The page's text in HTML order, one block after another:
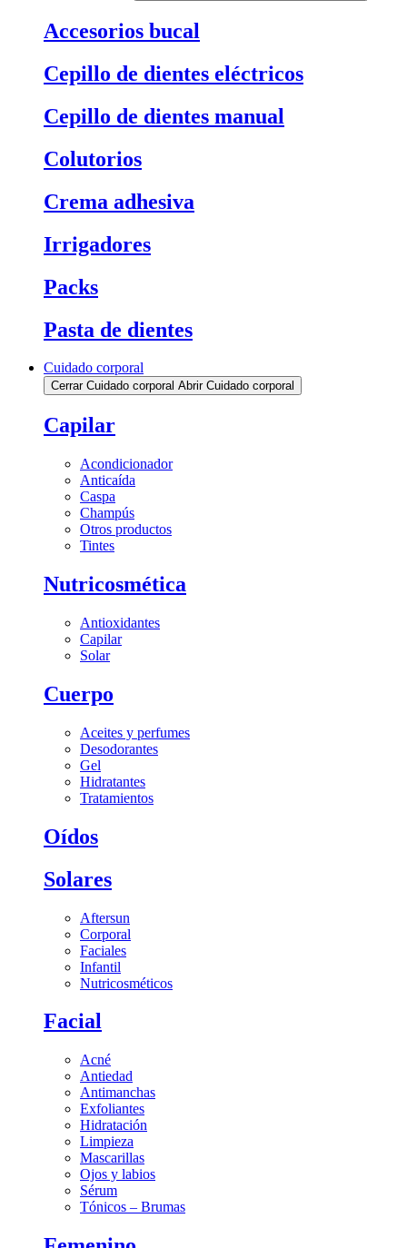
Accesorios bucal
Cepillo de dientes eléctricos
Cepillo de dientes manual
Colutorios
Crema adhesiva
Irrigadores
Packs
Pasta de dientes
Cuidado corporal
Cerrar Cuidado corporal Abrir Cuidado corporal
Capilar
Acondicionador
Anticaída
Caspa
Champús
Otros productos
Tintes
Nutricosmética
Antioxidantes
Capilar
Solar
Cuerpo
Aceites y perfumes
Desodorantes
Gel
Hidratantes
Tratamientos
Oídos
Solares
Aftersun
Corporal
Faciales
Infantil
Nutricosméticos
Facial
Acné
Antiedad
Antimanchas
Exfoliantes
Hidratación
Limpieza
Mascarillas
Ojos y labios
Sérum
Tónicos – Brumas